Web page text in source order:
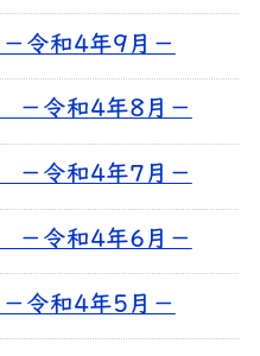
令和4年9月－
－令和4年8月－
－令和4年7月－
－令和4年6月－
令和4年5月－